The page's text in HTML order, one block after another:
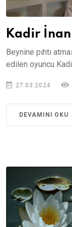
Kadir
Beynine pıhtı
edilen oyuncu
27.03.2024
DEVAMINI OKU